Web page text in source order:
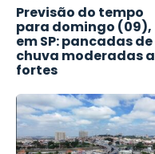
Previsão do tempo
para domingo (09),
em SP: pancadas de
chuva moderadas a
fortes